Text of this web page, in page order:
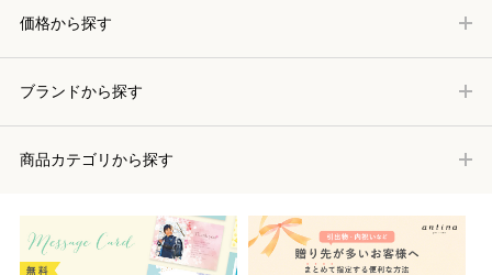
価格から探す
ブランドから探す
商品カテゴリから探す